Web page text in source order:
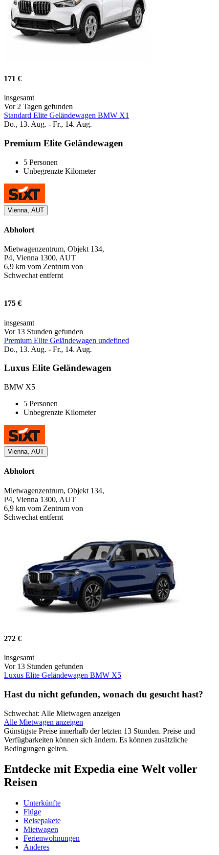
171 €
insgesamt
Vor 2 Tagen gefunden
Standard Elite Geländewagen BMW X1
Do., 13. Aug. - Fr., 14. Aug.
Premium Elite Geländewagen
5 Personen
Unbegrenzte Kilometer
Vienna, AUT
Abholort
Mietwagenzentrum, Objekt 134,
P4, Vienna 1300, AUT
6,9 km vom Zentrum von
Schwechat entfernt
175 €
insgesamt
Vor 13 Stunden gefunden
Premium Elite Geländewagen undefined
Do., 13. Aug. - Fr., 14. Aug.
Luxus Elite Geländewagen
BMW X5
5 Personen
Unbegrenzte Kilometer
Vienna, AUT
Abholort
Mietwagenzentrum, Objekt 134,
P4, Vienna 1300, AUT
6,9 km vom Zentrum von
Schwechat entfernt
272 €
insgesamt
Vor 13 Stunden gefunden
Luxus Elite Geländewagen BMW X5
Hast du nicht gefunden, wonach du gesucht hast?
Schwechat: Alle Mietwagen anzeigen
Alle Mietwagen anzeigen
Günstigste Preise innerhalb der letzten 13 Stunden. Preise und
Verfügbarkeiten können sich ändern. Es können zusätzliche
Bedingungen gelten.
Entdecke mit Expedia eine Welt voller
Reisen
Unterkünfte
Flüge
Reisepakete
Mietwagen
Ferienwohnungen
Anderes